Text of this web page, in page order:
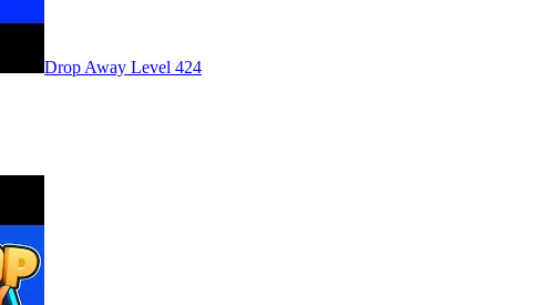
Level 424